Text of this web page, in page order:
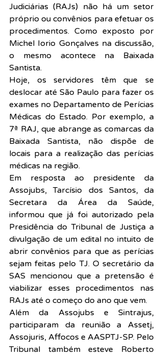
Judiciárias (RAJs) não há um setor
próprio ou convênios para efetuar os
procedimentos. Como exposto por
Michel Iorio Gonçalves na discussão,
o mesmo acontece na Baixada
Santista.
Hoje, os servidores têm que se
deslocar até São Paulo para fazer os
exames no Departamento de Perícias
Médicas do Estado. Por exemplo, a
7ª RAJ, que abrange as comarcas da
Baixada Santista, não dispõe de
locais para a realização das perícias
médicas na região.
Em resposta ao presidente da
Assojubs, Tarcísio dos Santos, da
Secretara da Área da Saúde,
informou que já foi autorizado pela
Presidência do Tribunal de Justiça a
divulgação de um edital no intuito de
abrir convênios para que as perícias
sejam feitas pelo TJ. O secretário da
SAS mencionou que a pretensão é
viabilizar esses procedimentos nas
RAJs até o começo do ano que vem.
Além da Assojubs e Sintrajus,
participaram da reunião a Assetj,
Assojuris, Affocos e AASPTJ-SP. Pelo
Tribunal também esteve Roberto